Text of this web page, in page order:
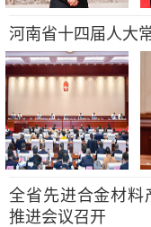
河南省十四届人大
全省先进合金材料
推进会议召开